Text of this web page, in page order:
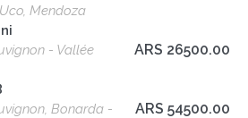
Mendoza
- Vallée
ARS 26500.00
Bonarda -
ARS 54500.00